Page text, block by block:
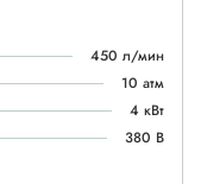
450 л/мин
10 атм
4 кВт
380 В